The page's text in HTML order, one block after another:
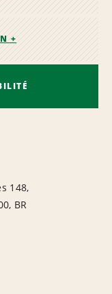
+
148,
BR